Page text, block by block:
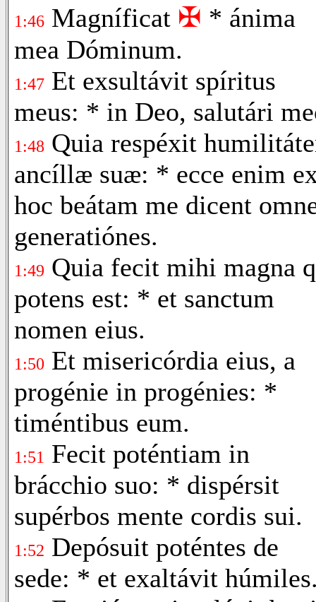
1:46 Magníficat ✠ * ánima
mea Dóminum.
1:47 Et exsultávit spíritus
meus: * in Deo, salutári
1:48 Quia respéxit
ancíllæ suæ: * ecce enim
hoc beátam me dicent
generatiónes.
1:49 Quia fecit mihi magna
potens est: * et sanctum
nomen eius.
1:50 Et misericórdia eius, a
progénie in progénies: *
timéntibus eum.
1:51 Fecit poténtiam in
brácchio suo: * dispérsit
supérbos mente cordis sui.
1:52 Depósuit poténtes de
sede: * et exaltávit